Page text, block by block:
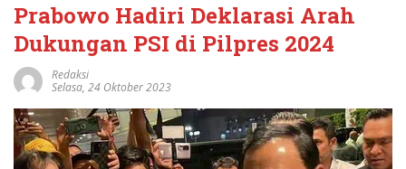
Prabowo Hadiri Deklarasi Arah
Dukungan PSI di Pilpres 2024
Redaksi
Selasa, 24 Oktober 2023